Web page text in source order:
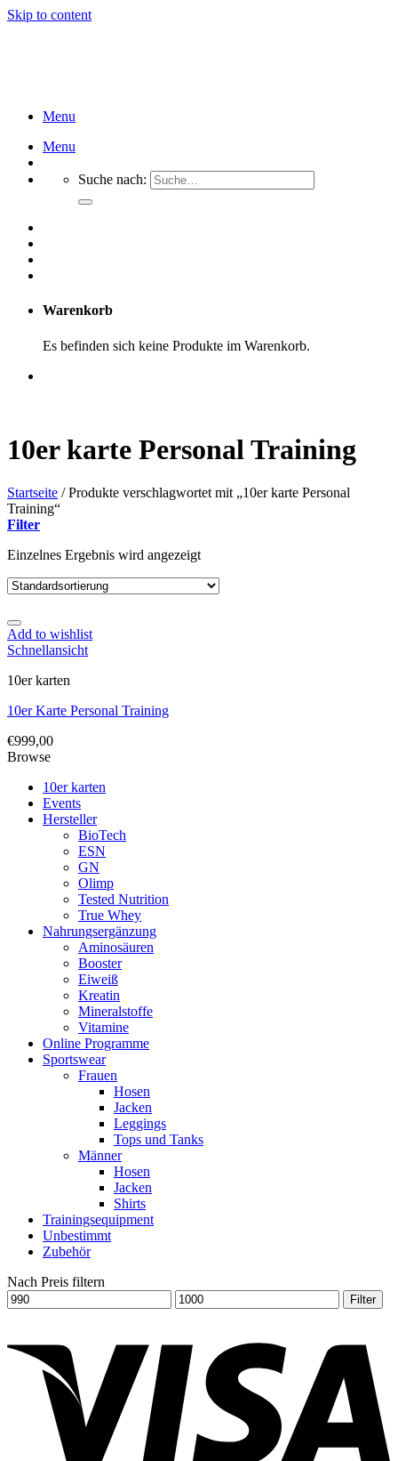
Skip to content
Menu
Menu
Suche nach:
Warenkorb
Es befinden sich keine Produkte im Warenkorb.
10er karte Personal Training
Startseite /Produkte verschlagwortet mit „10er karte Personal
Training“
Filter
Einzelnes Ergebnis wird angezeigt
Add to wishlist
Schnellansicht
10er karten
10er Karte Personal Training
€999,00
Browse
10er karten
Events
Hersteller
BioTech
ESN
GN
Olimp
Tested Nutrition
True Whey
Nahrungsergänzung
Aminosäuren
Booster
Eiweiß
Kreatin
Mineralstoffe
Vitamine
Online Programme
Sportswear
Frauen
Hosen
Jacken
Leggings
Tops und Tanks
Männer
Hosen
Jacken
Shirts
Trainingsequipment
Unbestimmt
Zubehör
Nach Preis filtern
Filter